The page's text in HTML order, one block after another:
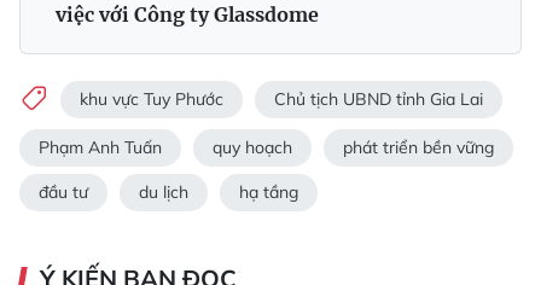
việc với Công ty Glassdome
khu vực Tuy Phước Chủ tịch UBND tỉnh Gia Lai
Phạm Anh Tuấn quy hoạch phát triển bền vững
đầu tư du lịch hạ tầng
Ý KIẾN BẠN ĐỌC